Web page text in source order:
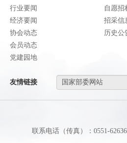
行业要闻
经济要闻
协会动态
会员动态
党建园地
自愿招
招采信
历史公
友情链接
联系电话（传真）：0551-